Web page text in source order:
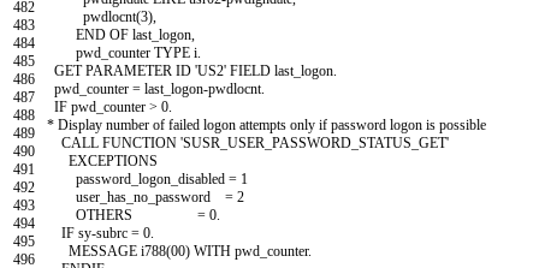
482
483
484
485
486
487
488
489
490
491
492
493
494
495
496
pwdlocnt(3)
END OF last logon
pwd counter TYPE i
GET PARAMETER ID 'US2' FIELD last logon
pwd counter = last logon-pwdlocnt
IF pwd counter > 0.
* Display number of failed logon attempts only if password logon is possible
CALL FUNCTION 'SUSR_USER_PASSWORD_STATUS_GET'
EXCEPTIONS
password logon disabled = 1
user has no password = 2
OTHERS
= 0.
IF sy-subrc = 0.
MESSAGE i788(00) WITH pwd counter.